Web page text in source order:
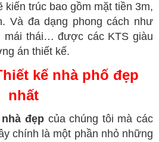
kiến trúc bao gồm mặt tiền 3m,
Và đa dạng phong cách như
mái thái… được các KTS giàu
án thiết kế.
kế nhà phố đẹp
nhất
đẹp của chúng tôi mà các
chính là một phần nhỏ những